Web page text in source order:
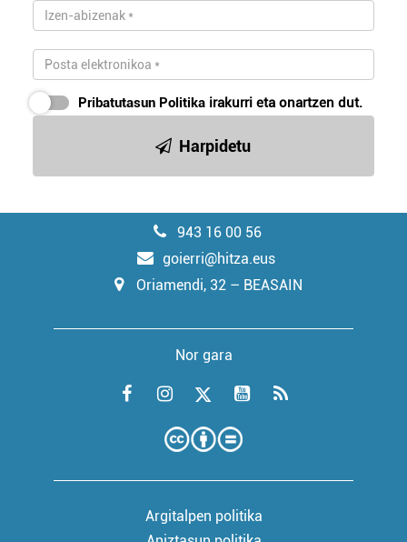
Pribatutasun Politika irakurri eta onartzen dut.
Harpidetu
943 16 00 56
goierri@hitza.eus
Oriamendi, 32 – BEASAIN
Nor gara
Argitalpen politika